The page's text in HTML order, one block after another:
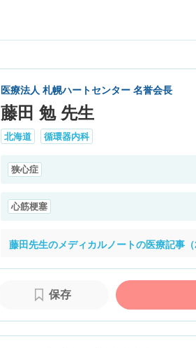
医療法人 札幌ハートセンター 名誉会長
藤田 勉 先生
北海道 循環器内科
狭心症
心筋梗塞
藤田先生のメディカルノートの医療記事
保存